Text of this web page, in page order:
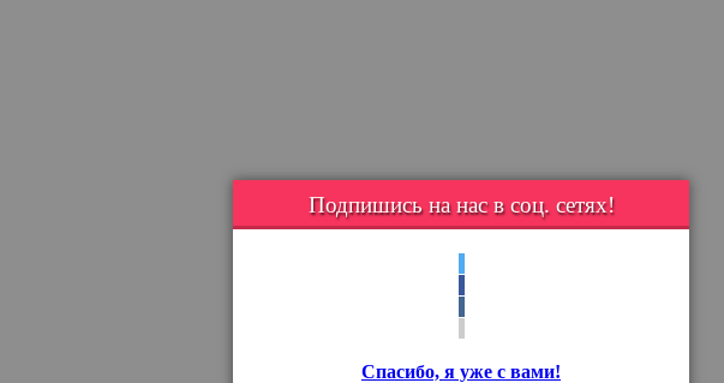
Подпишись на нас в соц. сетях!
Спасибо, я уже с вами!